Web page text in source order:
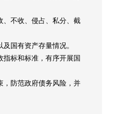
、不收、侵占、私分、截
国有资产存量情况。
标和标准，有序开展国
，防范政府债务风险，并